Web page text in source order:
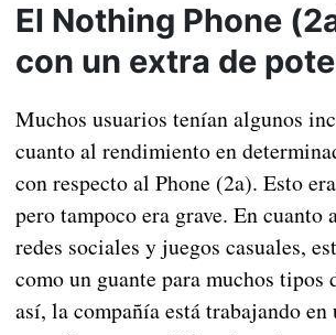
El Nothing Phone
con un extra de
Muchos usuarios tenían algunos
cuanto al rendimiento en
con respecto al Phone (2a). Esto
pero tampoco era grave. En cuanto
redes sociales y juegos casuales,
como un guante para muchos tipos
así, la compañía está trabajando